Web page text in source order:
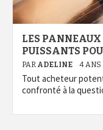
LES PANNEAUX
PUISSANTS
PAR ADELINE 4 ANS
Tout acheteur
confronté à la